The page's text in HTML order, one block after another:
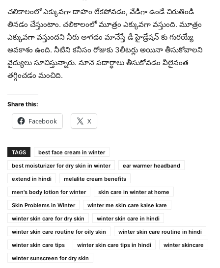
చలికాలంలో ఎక్కువగా దాహం లేకపోవడం, వేడిగా ఉండే చిరుతిండి
తినడం చేస్తుంటాం. చలికాలంలో మూత్రం ఎక్కువగా వస్తుంది. మూత్రం
ఎక్కువగా వస్తుందని నీరు తాగడం మానేస్తే డీ హైడ్రేషన్ కు గురయ్యే
అవకాశం ఉంది. నీటిని కనీసం రోజుకు 3లీటర్లు అయినా తీసుకోవాలని
వైద్యులు సూచిస్తున్నారు. నూనె పదార్థాలు తీసుకోవడం వీలైనంత
తగ్గించడం మంచిది.
Share this:
Facebook X
TAGS
best face cream in winter
best moisturizer for dry skin in winter
ear warmer headband
extend in hindi
melalite cream benefits
men's body lotion for winter
skin care in winter at home
Skin Problems in Winter
winter me skin care kaise kare
winter skin care for dry skin
winter skin care in hindi
winter skin care routine for oily skin
winter skin care routine in hindi
winter skin care tips
winter skin care tips in hindi
winter skincare
winter sunscreen for dry skin